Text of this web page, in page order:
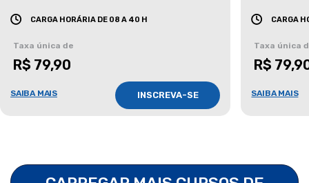
CARGA HORÁRIA DE 08 A 40 H
Taxa única de
R$ 79,90
SAIBA MAIS INSCREVA-SE
CARGA
Taxa única
R$
SAIBA MAIS